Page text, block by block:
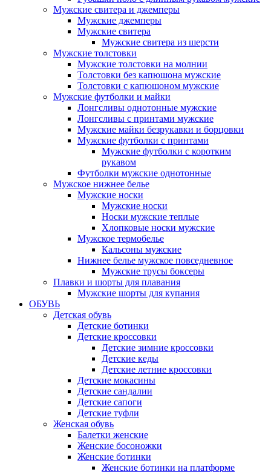
Мужские свитера и джемперы
Мужские джемперы
Мужские свитера
Мужские свитера из шерсти
Мужские толстовки
Мужские толстовки на молнии
Толстовки без капюшона мужские
Толстовки с капюшоном мужские
Мужские футболки и майки
Лонгсливы однотонные мужские
Лонгсливы с принтами мужские
Мужские майки безрукавки и борцовки
Мужские футболки с принтами
Мужские футболки с коротким
рукавом
Футболки мужские однотонные
Мужское нижнее белье
Мужские носки
Мужские носки
Носки мужские теплые
Хлопковые носки мужские
Мужское термобелье
Кальсоны мужские
Нижнее белье мужское повседневное
Мужские трусы боксеры
Плавки и шорты для плавания
Мужские шорты для купания
ОБУВЬ
Детская обувь
Детские ботинки
Детские кроссовки
Детские зимние кроссовки
Детские кеды
Детские летние кроссовки
Детские мокасины
Детские сандалии
Детские сапоги
Детские туфли
Женская обувь
Балетки женские
Женские босоножки
Женские ботинки
Женские ботинки на платформе